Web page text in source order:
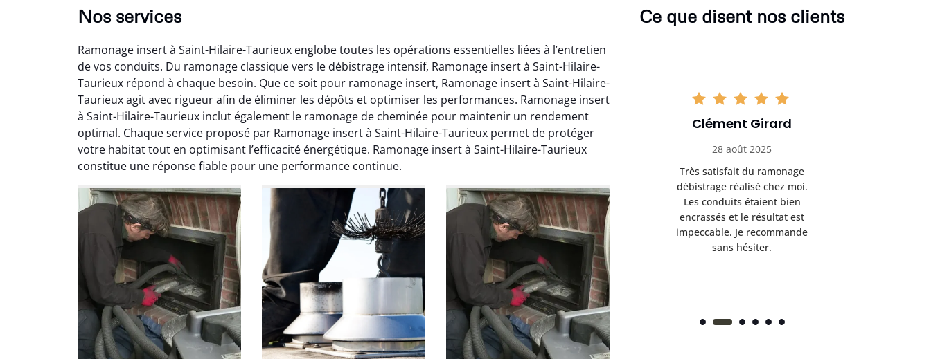
Nos services
Ramonage insert à Saint-Hilaire-Taurieux englobe toutes les opérations essentielles liées à l’entretien
de vos conduits. Du ramonage classique vers le débistrage intensif, Ramonage insert à Saint-Hilaire-
Taurieux répond à chaque besoin. Que ce soit pour ramonage insert, Ramonage insert à Saint-Hilaire-
Taurieux agit avec rigueur afin de éliminer les dépôts et optimiser les performances. Ramonage insert
à Saint-Hilaire-Taurieux inclut également le ramonage de cheminée pour maintenir un rendement
optimal. Chaque service proposé par Ramonage insert à Saint-Hilaire-Taurieux permet de protéger
votre habitat tout en optimisant l’efficacité énergétique. Ramonage insert à Saint-Hilaire-Taurieux
constitue une réponse fiable pour une performance continue.
Ce que disent nos clients
Nicolas Perrin
22 janvier 2026
Intervention rapide et très
propre pour le ramonage
débistrage. On sent tout de
suite la différence au niveau
du tirage. Très satisfait.
Yannick Morel
12 juillet 2025
pour le ramonage débistrage
de ma cheminée. Le tirage
est nettement meilleur et
plus aucune odeur. Travail
propre et rapide.
Clément Girard
28 août 2025
Très satisfait du ramonage
débistrage réalisé chez moi.
Les conduits étaient bien
encrassés et le résultat est
impeccable. Je recommande
sans hésiter.